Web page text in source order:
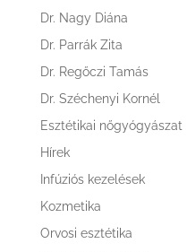
Dr. Nagy Diána
Dr. Parrák Zita
Dr. Regőczi Tamás
Dr. Széchenyi Kornél
Esztétikai nőgyógyászat
Hírek
Infúziós kezelések
Kozmetika
Orvosi esztétika